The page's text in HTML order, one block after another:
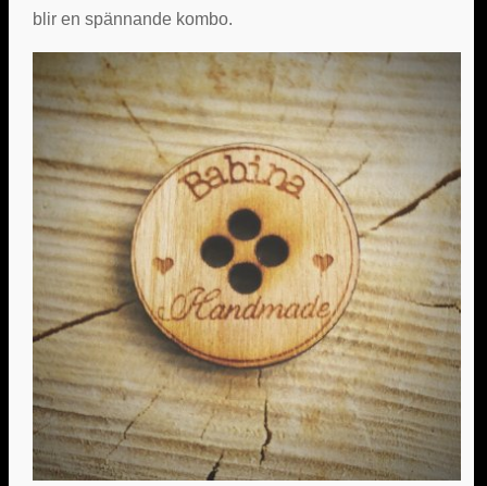
blir en spännande kombo.